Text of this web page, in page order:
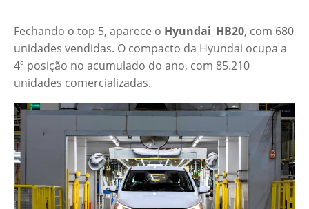
Fechando o top 5, aparece o Hyundai_HB20, com 680
unidades vendidas. O compacto da Hyundai ocupa a
4ª posição no acumulado do ano, com 85.210
unidades comercializadas.